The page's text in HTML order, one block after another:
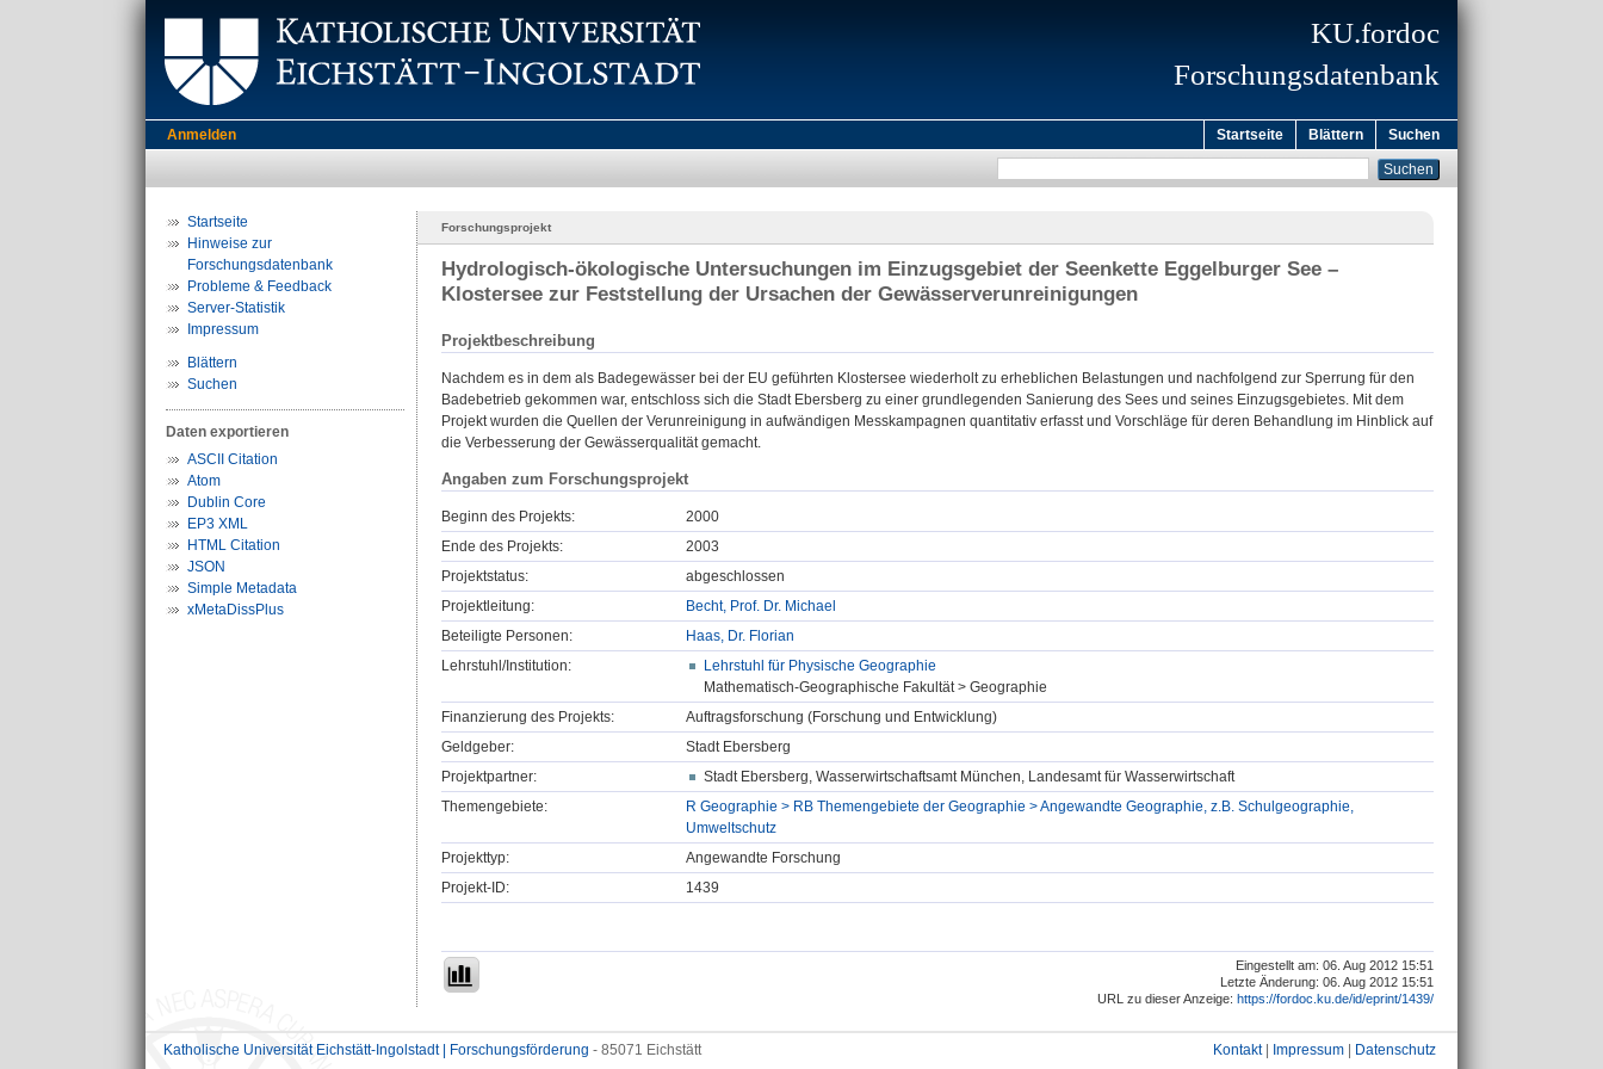
KU.fordoc
Forschungsdatenbank
Anmelden Startseite Blättern Suchen
Startseite
Hinweise zur
Forschungsdatenbank
Probleme & Feedback
Server-Statistik
Impressum
Blättern
Suchen
Daten exportieren
ASCII Citation
Atom
Dublin Core
EP3 XML
HTML Citation
JSON
Simple Metadata
xMetaDissPlus
Forschungsprojekt
Hydrologisch-ökologische Untersuchungen im Einzugsgebiet der Seenkette Eggelburger See –
Klostersee zur Feststellung der Ursachen der Gewässerverunreinigungen
Projektbeschreibung
Nachdem es in dem als Badegewässer bei der EU geführten Klostersee wiederholt zu erheblichen Belastungen und nachfolgend zur Sperrung für den
Badebetrieb gekommen war, entschloss sich die Stadt Ebersberg zu einer grundlegenden Sanierung des Sees und seines Einzugsgebietes. Mit dem
Projekt wurden die Quellen der Verunreinigung in aufwändigen Messkampagnen quantitativ erfasst und Vorschläge für deren Behandlung im Hinblick auf
die Verbesserung der Gewässerqualität gemacht.
Angaben zum Forschungsprojekt
Beginn des Projekts:
2000
Ende des Projekts:
2003
Projektstatus:
abgeschlossen
Projektleitung:
Becht, Prof. Dr. Michael
Beteiligte Personen:
Haas, Dr. Florian
Lehrstuhl/Institution:
Lehrstuhl für Physische Geographie
Mathematisch-Geographische Fakultät > Geographie
Finanzierung des Projekts:
Auftragsforschung (Forschung und Entwicklung)
Geldgeber:
Stadt Ebersberg
Projektpartner:
Stadt Ebersberg, Wasserwirtschaftsamt München, Landesamt für Wasserwirtschaft
Themengebiete:
R Geographie > RB Themengebiete der Geographie > Angewandte Geographie, z.B. Schulgeographie,
Umweltschutz
Projekttyp:
Angewandte Forschung
Projekt-ID:
1439
Eingestellt am: 06. Aug 2012 15:51
Letzte Änderung: 06. Aug 2012 15:51
URL zu dieser Anzeige: https://fordoc.ku.de/id/eprint/1439/
Katholische Universität Eichstätt-Ingolstadt | Forschungsförderung - 85071 Eichstätt Kontakt| Impressum Datenschutz